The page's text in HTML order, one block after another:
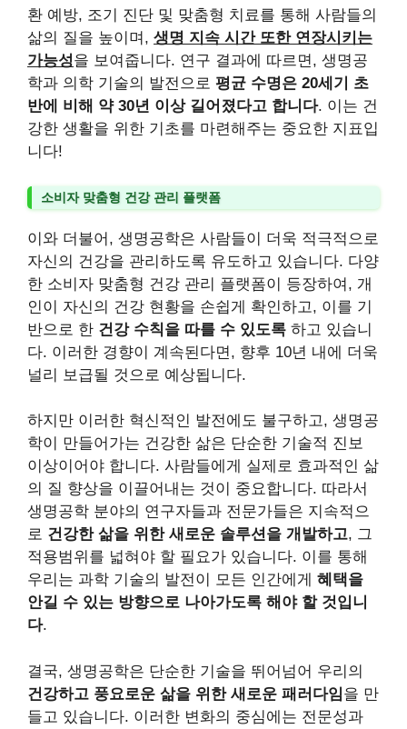
환 예방, 조기 진단 및 맞춤형 치료를 통해 사람들의
삶의 질을 높이며, 생명 지속 시간 또한 연장시키는
가능성을 보여줍니다. 연구 결과에 따르면, 생명공
학과 의학 기술의 발전으로 평균 수명은 20세기 초
반에 비해 약 30년 이상 길어졌다고 합니다. 이는 건
강한 생활을 위한 기초를 마련해주는 중요한 지표입
니다!
소비자 맞춤형 건강 관리 플랫폼
이와 더불어, 생명공학은 사람들이 더욱 적극적으로
자신의 건강을 관리하도록 유도하고 있습니다. 다양
한 소비자 맞춤형 건강 관리 플랫폼이 등장하여, 개
인이 자신의 건강 현황을 손쉽게 확인하고, 이를 기
반으로 한 건강 수칙을 따를 수 있도록 하고 있습니
다. 이러한 경향이 계속된다면, 향후 10년 내에 더욱
널리 보급될 것으로 예상됩니다.
하지만 이러한 혁신적인 발전에도 불구하고, 생명공
학이 만들어가는 건강한 삶은 단순한 기술적 진보
이상이어야 합니다. 사람들에게 실제로 효과적인 삶
의 질 향상을 이끌어내는 것이 중요합니다. 따라서
생명공학 분야의 연구자들과 전문가들은 지속적으
로 건강한 삶을 위한 새로운 솔루션을 개발하고, 그
적용범위를 넓혀야 할 필요가 있습니다. 이를 통해
우리는 과학 기술의 발전이 모든 인간에게 혜택을
안길 수 있는 방향으로 나아가도록 해야 할 것입니
다.
결국, 생명공학은 단순한 기술을 뛰어넘어 우리의
건강하고 풍요로운 삶을 위한 새로운 패러다임을 만
들고 있습니다. 이러한 변화의 중심에는 전문성과